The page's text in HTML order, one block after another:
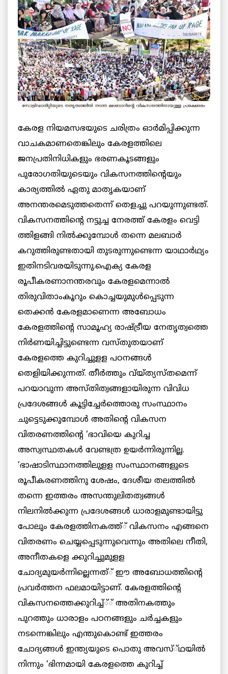
കേരള നിയമസഭയുടെ ചരിത്രം ഓര്‍മിപ്പിക്കുന്ന
വാചകമാണതെങ്കിലും കേരളത്തിലെ
ജനപ്രതിനിധികളും ഭരണകൂടങ്ങളും
പുരോഗതിയുടെയും വികസനത്തിന്റെയും
കാര്യത്തില്‍ ഏതു മാതൃകയാണ്
അനന്തരമെടുത്തതെന്ന് തെളച്ചു പറയുന്നുണ്ടത്.
വികസനത്തിന്റെ നട്ടുച്ച നേരത്ത് കേരളം വെട്ടി
ത്തിളങ്ങി നില്‍ക്കുമ്പോള്‍ തന്നെ മലബാര്‍
കറുത്തിരുണ്ടതായി തുടരുന്നുണ്ടെന്ന യാഥാര്‍ഥ്യം
ഇതിനടിവരയിടുന്നു.ഐക്യ കേരള
രൂപീകരണാനന്തരവും കേരളമെന്നാല്‍
തിരുവിതാംകൂറും കൊച്ചയുമുള്‍പ്പെടുന്ന
തെക്കന്‍ കേരളമാണെന്ന അബോധം
കേരളത്തിന്റെ സാമൂഹ്യ രാഷ്ട്രീയ നേതൃത്വത്തെ
നിര്‍ണയിച്ചിട്ടുണ്ടെന്ന വസ്തുതയാണ്
കേരളത്തെ കുറിച്ചുളള പഠനങ്ങള്‍
തെളിയിക്കുന്നത്. തീര്‍ത്തും വ്യ്ത്യസ്തമെന്ന്
പറയാവുന്ന അസ്തിത്വങ്ങളായിരുന്ന വിവിധ
പ്രദേശങ്ങള്‍ കൂട്ടിച്ചേര്‍ത്തൊരു സംസ്ഥാനം
ചുട്ടെടുക്കുമ്പോള്‍ അതിന്റെ വികസന
വിതരണത്തിന്റെ ‘ഭാവിയെ കുറിച്ച
അസ്വസ്ഥതകള്‍ വേണ്ടത്ര ഉയര്‍ന്നിരുന്നില്ല.
‘ഭാഷാടിസ്ഥാനത്തിലുളള സംസ്ഥാനങ്ങളുടെ
രൂപീകരണത്തിനു ശേഷം, ദേശീയ തലത്തില്‍
തന്നെ ഇത്തരം അസന്തുലിതത്വങ്ങള്‍
നിലനില്‍ക്കുന്ന പ്രദേശങ്ങള്‍ ധാരാളമുണ്ടായിട്ടു
പോലും കേരളത്തിനകത്ത്് വികസനം എങ്ങനെ
വിതരണം ചെയ്യപ്പെടുന്നുവെന്നും അതിലെ നീതി,
അനീതകളെ ക്കുറിച്ചുമുളള
ചോദ്യമുയര്‍ന്നില്ലെന്നത്് ഈ അബോധത്തിന്‍റെ
പ്രവര്‍ത്തന ഫലമായിട്ടാണ്. കേരളത്തിന്റെ
വികസനത്തെക്കുറിച്ച്്് അതിനകത്തും
പുറത്തും ധാരാളം പഠനങ്ങളും ചര്‍ച്ചകളും
നടന്നെങ്കിലും എന്തുകൊണ്ട് ഇത്തരം
ചോദ്യങ്ങള്‍ ഇന്ത്യയുടെ പൊതു അവസ്്ഥയില്‍
നിന്നും ‘ഭിന്നമായി കേരളത്തെ കുറിച്ച്